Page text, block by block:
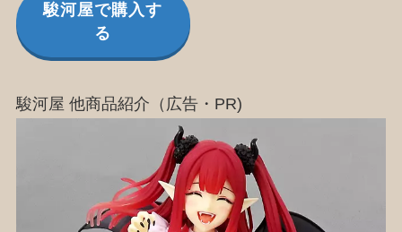
駿河屋で購入す
る
駿河屋 他商品紹介（広告・PR)